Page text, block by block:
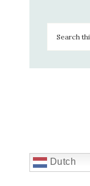
Dutch